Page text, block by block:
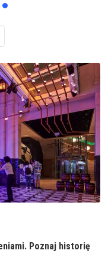
Poznaj historię